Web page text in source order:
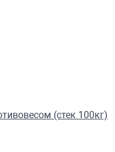
(стек 100кг)